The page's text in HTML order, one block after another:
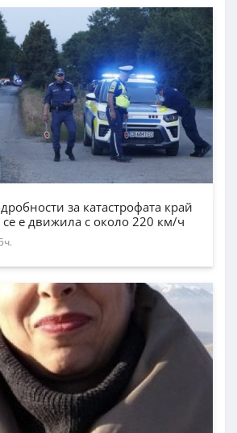
за катастрофата край
се е движила с около 220 км/ч